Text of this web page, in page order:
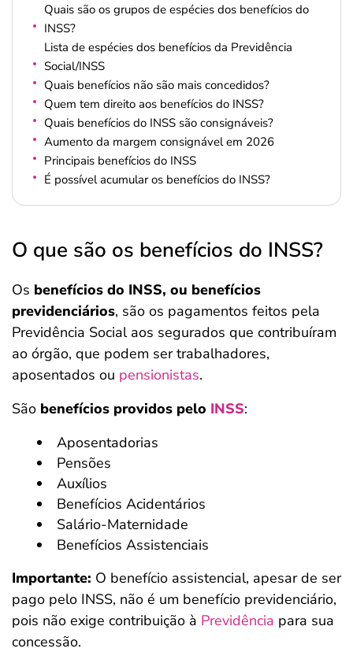
Quais são os grupos de espécies dos benefícios do
INSS?
Lista de espécies dos benefícios da Previdência
Social/INSS
Quais benefícios não são mais concedidos?
Quem tem direito aos benefícios do INSS?
Quais benefícios do INSS são consignáveis?
Aumento da margem consignável em 2026
Principais benefícios do INSS
É possível acumular os benefícios do INSS?
O que são os benefícios do INSS?
Os benefícios do INSS, ou benefícios
previdenciários, são os pagamentos feitos pela
Previdência Social aos segurados que contribuíram
ao órgão, que podem ser trabalhadores,
aposentados ou pensionistas.
São benefícios providos pelo INSS:
Aposentadorias
Pensões
Auxílios
Benefícios Acidentários
Salário-Maternidade
Benefícios Assistenciais
Importante: O benefício assistencial, apesar de ser
pago pelo INSS, não é um benefício previdenciário,
pois não exige contribuição à Previdência para sua
concessão.